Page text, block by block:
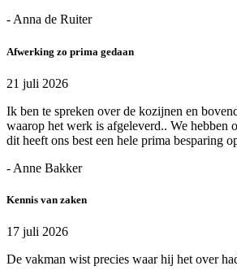
- Anna de Ruiter
Afwerking zo prima gedaan
21 juli 2026
Ik ben te spreken over de kozijnen en
waarop het werk is afgeleverd.. We hebben
dit heeft ons best een hele prima besparing
- Anne Bakker
Kennis van zaken
17 juli 2026
De vakman wist precies waar hij het over